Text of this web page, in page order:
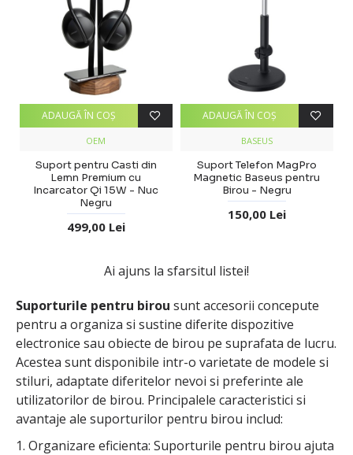
Suporturile pentru birou sunt accesorii concepute
pentru a organiza si sustine diferite dispozitive
electronice sau obiecte de birou pe suprafata de lucru.
Acestea sunt disponibile intr-o varietate de modele si
stiluri, adaptate diferitelor nevoi si preferinte ale
utilizatorilor de birou. Principalele caracteristici si
avantaje ale suporturilor pentru birou includ:
1. Organizare eficienta: Suporturile pentru birou ajuta
OEM
Suport pentru Casti din
Lemn Premium cu
Incarcator Qi 15W - Nuc
Negru
499,00 Lei
ADAUGĂ ÎN COŞ
BASEUS
Suport Telefon MagPro
Magnetic Baseus pentru
Birou - Negru
150,00 Lei
ADAUGĂ ÎN COŞ
Ai ajuns la sfarsitul listei!